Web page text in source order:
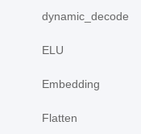
dynamic_decode
ELU
Embedding
Flatten